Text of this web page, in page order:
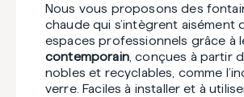
Nous vous proposons des
chaude qui s’intègrent aisément
espaces professionnels grâce à
contemporain, conçues à partir
nobles et recyclables, comme
verre. Faciles à installer et à